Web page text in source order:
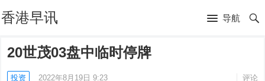
香港早讯 导航
20世茂03盘中临时停牌
投资 2022年8月19日 9:23 评论